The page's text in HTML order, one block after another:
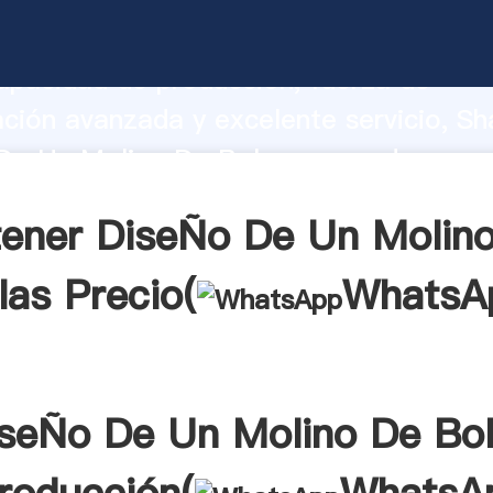
de producción, fuerza de
Un Molino De Bolas proveedor
DiseÑo De Un
Precio(
De Un Molino De